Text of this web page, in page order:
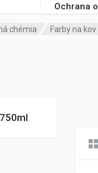
Ochrana
chémia Farby na